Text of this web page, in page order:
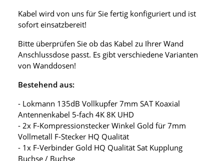
Kabel wird von uns für Sie fertig konfiguriert und ist
sofort einsatzbereit!
Bitte überprüfen Sie ob das Kabel zu Ihrer Wand
Anschlussdose passt. Es gibt verschiedene Varianten
von Wanddosen!
Bestehend aus:
- Lokmann 135dB Vollkupfer 7mm SAT Koaxial
Antennenkabel 5-fach 4K 8K UHD
- 2x F-Kompressionstecker Winkel Gold für 7mm
Vollmetall F-Stecker HQ Qualität
- 1x F-Verbinder Gold HQ Qualität Sat Kupplung
Buchse / Buchse